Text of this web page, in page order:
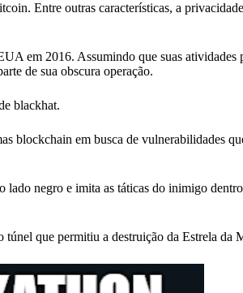
Entre outras características, a
em 2016. Assumindo que suas atividades
de sua obscura operação.
blackhat.
blockchain em busca de vulnerabilidades
negro e imita as táticas do inimigo
túnel que permitiu a destruição da Estrela da